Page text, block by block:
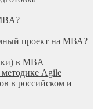
проект на МВА?
в MBA
Agile
в российском и